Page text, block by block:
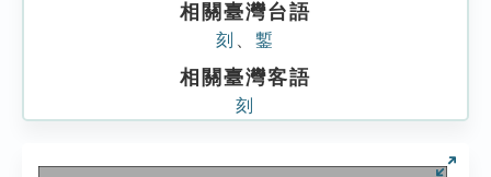
相關臺灣台語
刻 鏨
相關臺灣客語
刻